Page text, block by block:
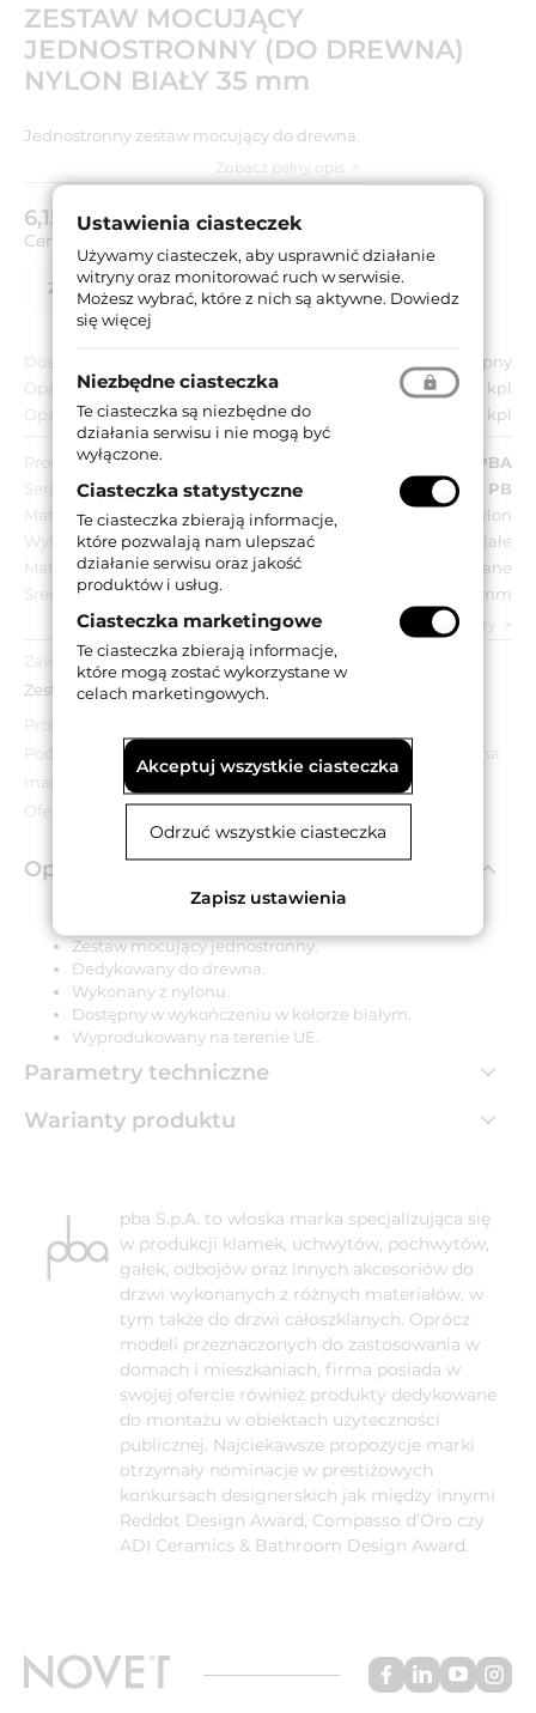
ZESTAW MOCUJĄCY
JEDNOSTRONNY (DO DREWNA)
NYLON BIAŁY 35 mm
Jednostronny zestaw mocujący do drewna.
Zobacz pełny opis
6,15 złbrutto (z VAT 23%)
Cena za:
Zapytaj o produkt Lista partnerów
Dostępność:
Niedostępny
Opakowanie jednostkowe:
1 kpl
Opakowanie zbiorcze:
1 kpl
Producent:
PBA
Seria:
Zestaw mocujący PB
Materiał:
Nylon
Wykończenie:
Białe
Materiał drzwi:
Drewniane
Średnica:
35 mm
zobacz wszystkie parametry
Zawartość opakowania:
Zestaw mocujący.
Produkt wyprzedażowy.
Podana cena dotyczy wyłącznie towarów znajdujących się na
magazynie.
Oferta obowiązuje do wyczerpania zapasów.
Opis produktu
Zestaw mocujący jednostronny.
Dedykowany do drewna.
Wykonany z nylonu.
Dostępny w wykończeniu w kolorze białym.
Wyprodukowany na terenie UE.
Parametry techniczne
Warianty produktu
pba S.p.A. to włoska marka specjalizująca się
w produkcji klamek, uchwytów, pochwytów,
gałek, odbojów oraz innych akcesoriów do
drzwi wykonanych z różnych materiałów, w
tym także do drzwi całoszklanych. Oprócz
modeli przeznaczonych do zastosowania w
domach i mieszkaniach, firma posiada w
swojej ofercie również produkty dedykowane
do montażu w obiektach użyteczności
publicznej. Najciekawsze propozycje marki
otrzymały nominacje w prestiżowych
konkursach designerskich jak między innymi
Reddot Design Award, Compasso d’Oro czy
ADI Ceramics & Bathroom Design Award.
Ustawienia ciasteczek
Używamy ciasteczek, aby usprawnić działanie
witryny oraz monitorować ruch w serwisie.
Możesz wybrać, które z nich są aktywne. Dowiedz
się więcej
Niezbędne ciasteczka
Te ciasteczka są niezbędne do
działania serwisu i nie mogą być
wyłączone.
Ciasteczka statystyczne
Te ciasteczka zbierają informacje,
które pozwalają nam ulepszać
działanie serwisu oraz jakość
produktów i usług.
Ciasteczka marketingowe
Te ciasteczka zbierają informacje,
które mogą zostać wykorzystane w
celach marketingowych.
Akceptuj wszystkie ciasteczka
Odrzuć wszystkie ciasteczka
Zapisz ustawienia